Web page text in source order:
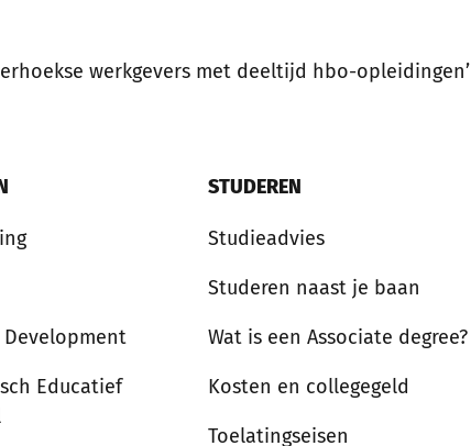
werkgevers met deeltijd hbo-opleidingen’
Educatief
STUDEREN
Studieadvies
Studeren naast je baan
Wat is een Associate degree?
Kosten en collegegeld
Toelatingseisen